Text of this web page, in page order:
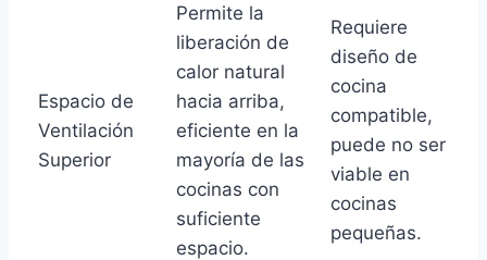
Espacio de
Ventilación
Superior
Permite la
liberación de
calor natural
hacia arriba,
eficiente en la
mayoría de las
cocinas con
suficiente
espacio.
Requiere
diseño de
cocina
compatible,
puede no ser
viable en
cocinas
pequeñas.